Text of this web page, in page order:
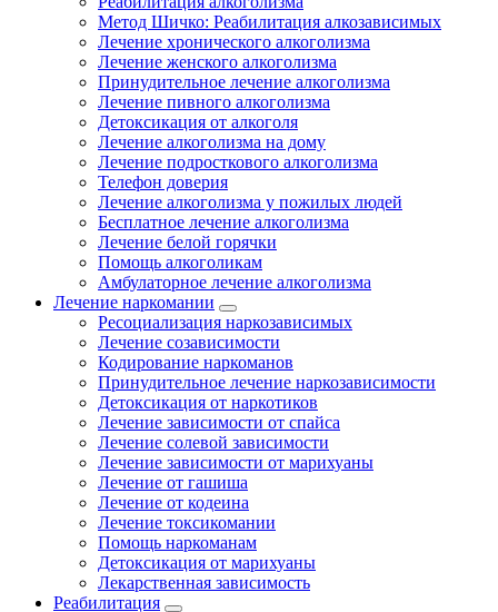
Метод Шичко: Реабилитация алкозависимых
Лечение хронического алкоголизма
Лечение женского алкоголизма
Принудительное лечение алкоголизма
Лечение пивного алкоголизма
Детоксикация от алкоголя
Лечение алкоголизма на дому
Лечение подросткового алкоголизма
Телефон доверия
Лечение алкоголизма у пожилых людей
Бесплатное лечение алкоголизма
Лечение белой горячки
Помощь алкоголикам
Амбулаторное лечение алкоголизма
Лечение наркомании
Ресоциализация наркозависимых
Лечение созависимости
Кодирование наркоманов
Принудительное лечение наркозависимости
Детоксикация от наркотиков
Лечение зависимости от спайса
Лечение солевой зависимости
Лечение зависимости от марихуаны
Лечение от гашиша
Лечение от кодеина
Лечение токсикомании
Помощь наркоманам
Детоксикация от марихуаны
Лекарственная зависимость
Реабилитация